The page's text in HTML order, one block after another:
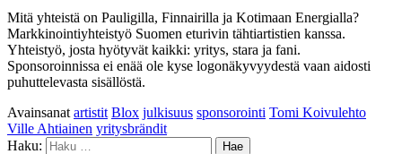
Mitä yhteistä on Pauligilla, Finnairilla ja Kotimaan Energialla?
Markkinointiyhteistyö Suomen eturivin tähtiartistien kanssa.
Yhteistyö, josta hyötyvät kaikki: yritys, stara ja fani.
Sponsoroinnissa ei enää ole kyse logonäkyvyydestä vaan aidosti
puhuttelevasta sisällöstä.
Avainsanat artistit Blox julkisuus sponsorointi Tomi Koivulehto
Ville Ahtiainen yritysbrändit
Haku: